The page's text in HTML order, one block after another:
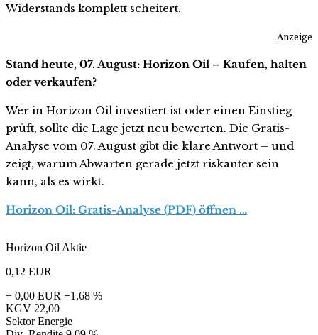
Widerstands komplett scheitert.
Anzeige
Stand heute, 07. August: Horizon Oil – Kaufen, halten
oder verkaufen?
Wer in Horizon Oil investiert ist oder einen Einstieg
prüft, sollte die Lage jetzt neu bewerten. Die Gratis-
Analyse vom 07. August gibt die klare Antwort – und
zeigt, warum Abwarten gerade jetzt riskanter sein
kann, als es wirkt.
Horizon Oil: Gratis-Analyse (PDF) öffnen …
Horizon Oil Aktie
0,12 EUR
+ 0,00 EUR +1,68 %
KGV 22,00
Sektor Energie